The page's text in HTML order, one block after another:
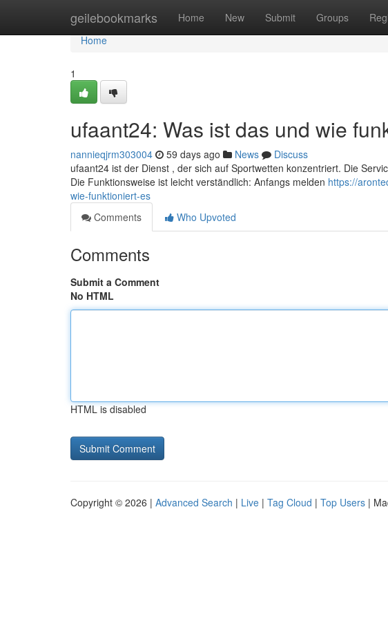
geilebookmarks Home New Submit Groups
Home
Home
1
ufaant24: Was ist das und wie
nannieqjrm303004 59 days ago News
Discuss
ufaant24 ist der Dienst , der sich auf Sportwetten konzentriert. Die
Die Funktionsweise ist leicht verständlich: Anfangs melden https://
wie-funktioniert-es
Comments
Who Upvoted
Comments
Submit a Comment
No HTML
HTML is disabled
Copyright © 2026 | Advanced Search | Live | Tag Cloud | Top Users |